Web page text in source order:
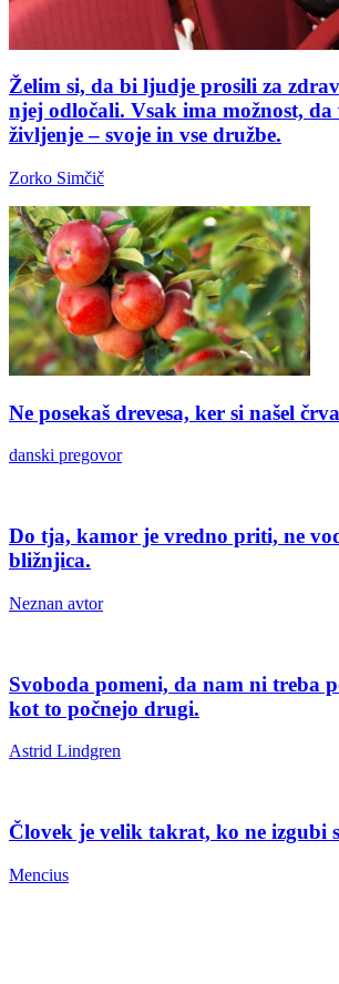
Želim si, da bi ljudje prosili za
njej odločali. Vsak ima možnost,
življenje – svoje in vse družbe.
Zorko Simčič
Ne posekaš drevesa, ker si našel
danski pregovor
Do tja, kamor je vredno priti, ne
bližnjica.
Neznan avtor
Svoboda pomeni, da nam ni treba
kot to počnejo drugi.
Astrid Lindgren
Človek je velik takrat, ko ne izgubi
Mencius